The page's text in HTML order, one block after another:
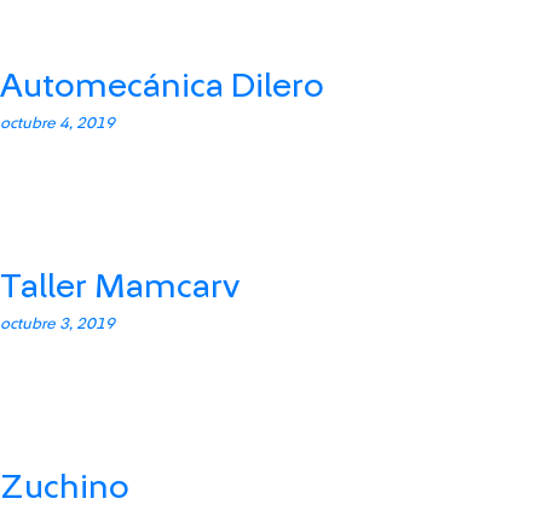
Automecánica Dilero
octubre 4, 2019
Taller Mamcarv
octubre 3, 2019
Zuchino